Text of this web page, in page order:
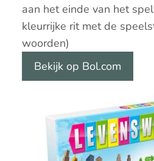
aan het einde van het
kleurrijke rit met de
woorden)
Bekijk op Bol.com